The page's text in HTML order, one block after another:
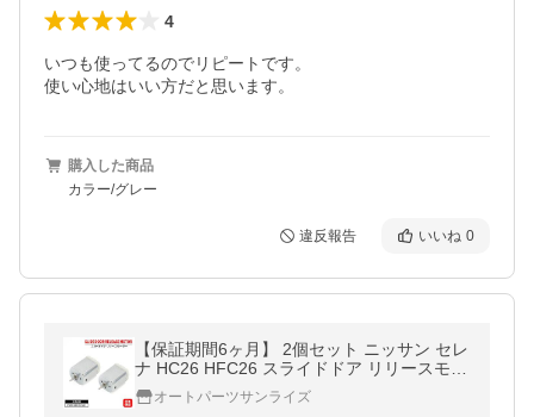
4
いつも使ってるのでリピートです。
使い心地はいい方だと思います。
購入した商品
カラー/グレー
違反報告 いいね 0
【保証期間6ヶ月】 2個セット ニッサン セレ
ナ HC26 HFC26 スライドドア リリースモー
ター PAN14EE12AA1 互換品 ドアロック ア
クチュエーター
オートパーツサンライズ